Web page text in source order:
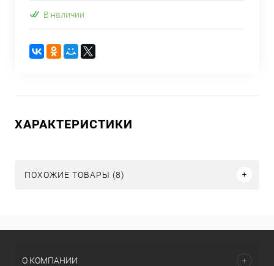
В наличии
ХАРАКТЕРИСТИКИ
ПОХОЖИЕ ТОВАРЫ (8)
О КОМПАНИИ